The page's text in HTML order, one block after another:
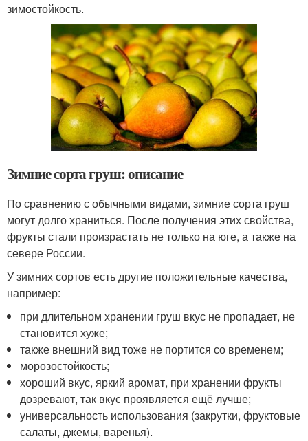
зимостойкость.
Зимние сорта груш: описание
По сравнению с обычными видами, зимние сорта груш
могут долго храниться. После получения этих свойства,
фрукты стали произрастать не только на юге, а также на
севере России.
У зимних сортов есть другие положительные качества,
например:
при длительном хранении груш вкус не пропадает, не
становится хуже;
также внешний вид тоже не портится со временем;
морозостойкость;
хороший вкус, яркий аромат, при хранении фрукты
дозревают, так вкус проявляется ещё лучше;
универсальность использования (закрутки, фруктовые
салаты, джемы, варенья).